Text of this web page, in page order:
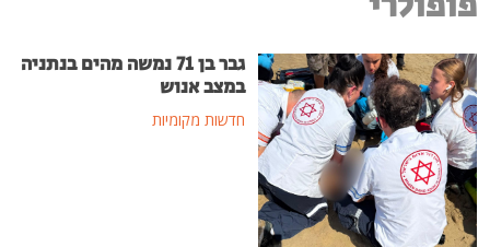
גבר בן 71 נמשה מהים בנתניה
במצב אנוש
חדשות מקומיות